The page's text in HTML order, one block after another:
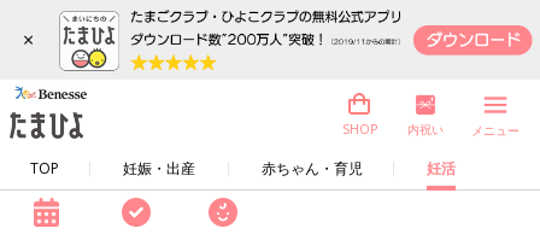
×
TOP 妊娠・出産 赤ちゃん・育児 妊活
SHOP 内祝い メニュー